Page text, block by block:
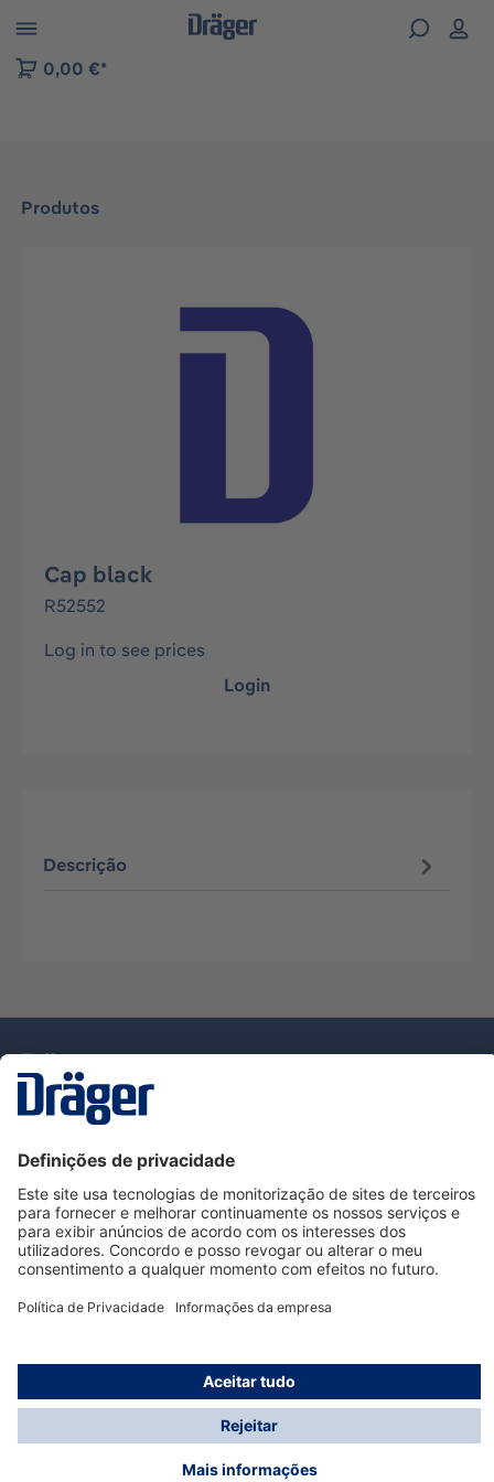
to B2B platform navigation
0,00 €*
Produtos
Ignorar galeria de imagens
Cap black
R52552
Log in to see prices
Login
Descrição
Serviço de Apoio ao Cliente Dräger
Utilização da loja
Informações
© Dräger Portugal, Lda, 2024
* Todos os preços excl. IVA mais
possíveis taxas de entrega, se não for indicado o